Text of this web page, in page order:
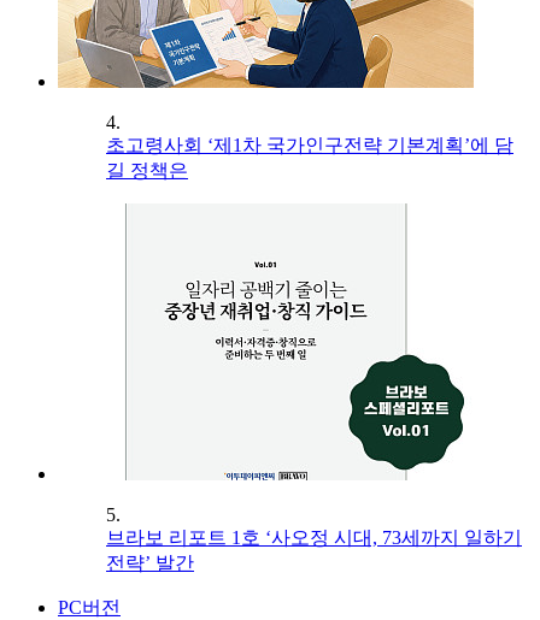
4.
초고령사회 ‘제1차 국가인구전략 기본계획’에 담
길 정책은
5.
브라보 리포트 1호 ‘사오정 시대, 73세까지 일하기
전략’ 발간
PC버전